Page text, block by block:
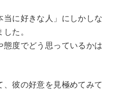
に好きな人」にしかしな
た。
度でどう思っているかは
彼の好意を見極めてみて